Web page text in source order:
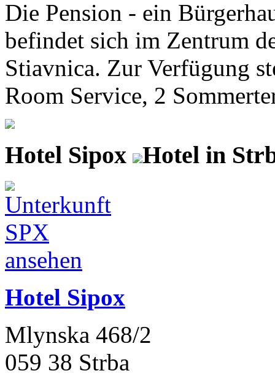
Die Pension - ein
befindet sich im Zentrum
Stiavnica. Zur Verfügung
Room Service, 2
Hotel Sipox Hotel in
Hotel Sipox
Mlynska 468/2
059 38 Strba